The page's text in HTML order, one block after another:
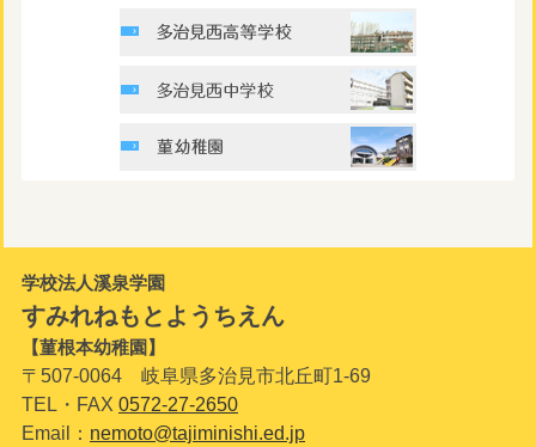
学校法人溪泉学園
すみれねもとようちえん
【菫根本幼稚園】
〒507-0064 岐阜県多治見市北丘町1-69
TEL・FAX 0572-27-2650
Email： nemoto@tajiminishi.ed.jp